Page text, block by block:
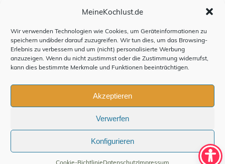
MeineKochlust.de
Wir verwenden Technologien wie Cookies, um Geräteinformationen zu
speichern und/oder darauf zuzugreifen. Wir tun dies, um das Browsing-
Erlebnis zu verbessern und um (nicht) personalisierte Werbung
anzuzeigen. Wenn du nicht zustimmst oder die Zustimmung widerrufst,
kann dies bestimmte Merkmale und Funktionen beeinträchtigen.
Akzeptieren
Verwerfen
Konfigurieren
Cookie-RichtlinieDatenschutzImpressum